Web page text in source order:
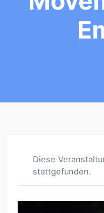
Diese
stattgefunden.